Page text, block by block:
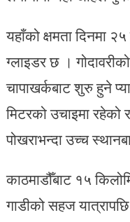
यहाँको क्षमता दिनमा
ग्लाइडर छ ।
चापाखर्कबाट शुरु हुने
मिटरको उचाइमा
पोखराभन्दा उच्च
काठमाडौँबाट १५
गाडीको सहज